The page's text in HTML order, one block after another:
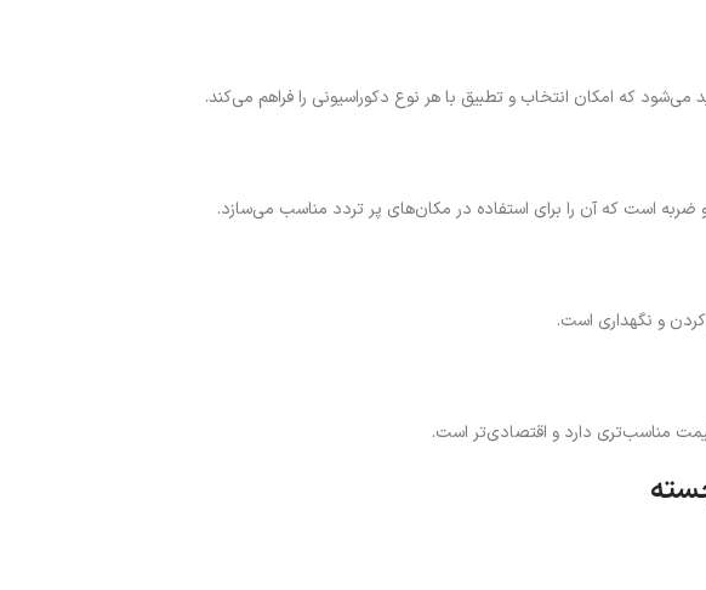
که امکان انتخاب و تطبیق با هر نوع دکوراسیونی را فراهم می‌کند.
ضربه است که آن را برای استفاده در مکان‌های پر تردد مناسب می‌سازد.
و نگهداری است.
مناسب‌تری دارد و اقتصادی‌تر است.